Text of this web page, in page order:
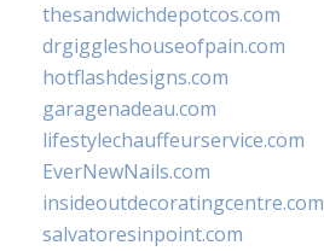
thesandwichdepotcos.com
drgiggleshouseofpain.com
hotflashdesigns.com
garagenadeau.com
lifestylechauffeurservice.com
EverNewNails.com
insideoutdecoratingcentre.com
salvatoresinpoint.com